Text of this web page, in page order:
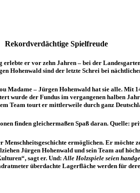
Rekordverdächtige Spielfreude
er vor zehn Jahren – bei der
Hohenwald sind der letzte Schrei bei
– Jürgen Hohenwald hat sie alle. Mit
wurde der Fundus im vergangenen halben
Team tourt er mittlerweile durch ganz
finden gleichermaßen Spaß daran. Quelle:
ermöglichen. Er möchte
Jürgen Hohenwald und sein Team auf
sagt er. Und: Alle Holzspiele seien
überdachte Lagerfläche werden für